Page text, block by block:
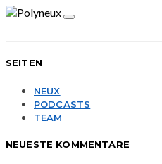
SEITEN
NEUX
PODCASTS
TEAM
NEUESTE KOMMENTARE